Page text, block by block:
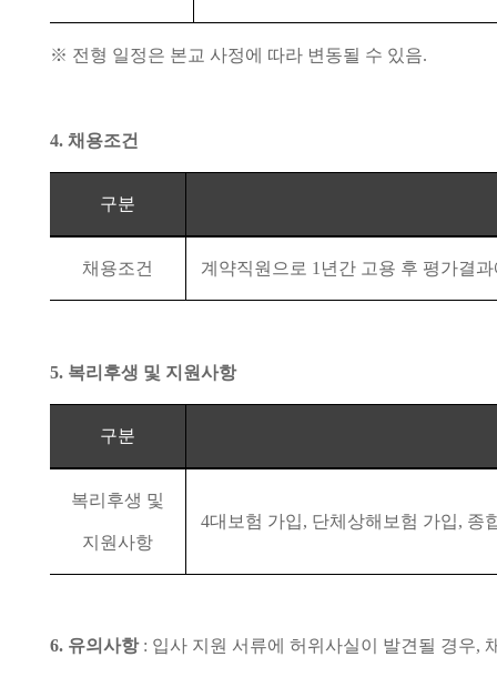
※ 전형 일정은 본교 사정에 따라 변동될 수 있음.
4. 채용조건
구분
채용조건 계약직원으로 1 년간 고용 후 평가결
5. 복리후생 및 지원사항
구분
복리후생 및
지원사항
4대보험 가입, 단체상해보험 가입, 종
6. 유의사항: 입사 지원 서류에 허위사실이 발견될 경우,